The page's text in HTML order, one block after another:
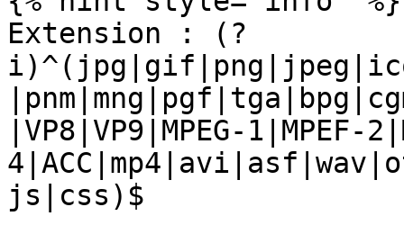
Extension : (?
|VP8|VP9|MPEG-1|MPEF-
js|css)$